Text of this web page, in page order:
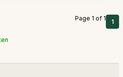
Page 1 of 1 1